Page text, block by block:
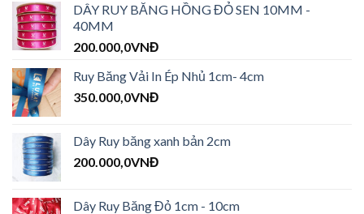
DÂY RUY BĂNG HỒNG ĐỎ SEN 10MM -
40MM
200.000,0VNĐ
Ruy Băng Vải In Ép Nhủ 1cm- 4cm
350.000,0VNĐ
Dây Ruy băng xanh bản 2cm
200.000,0VNĐ
Dây Ruy Băng Đỏ 1cm - 10cm